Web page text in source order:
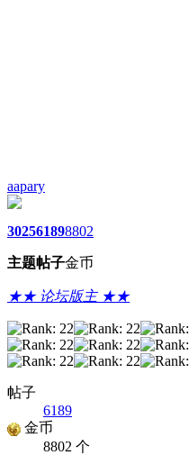
aapary
3025
主题
6189
帖子
8802
金币
★★ 论坛版主 ★★
帖子
6189
金币
8802 个